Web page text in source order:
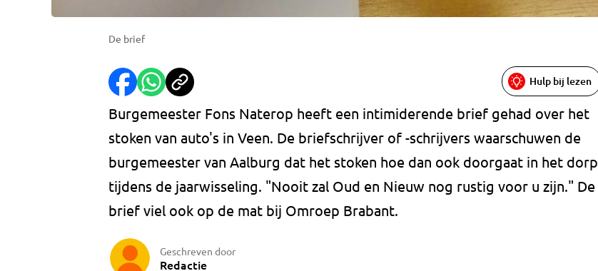
De brief
Hulp bij lezen
Burgemeester Fons Naterop heeft een intimiderende brief gehad over het
stoken van auto's in Veen. De briefschrijver of -schrijvers waarschuwen de
burgemeester van Aalburg dat het stoken hoe dan ook doorgaat in het dorp
tijdens de jaarwisseling. "Nooit zal Oud en Nieuw nog rustig voor u zijn." De
brief viel ook op de mat bij Omroep Brabant.
Geschreven door
Redactie